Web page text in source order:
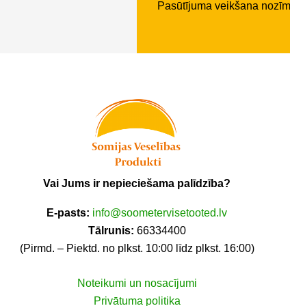
Pasūtījuma veikšana
Vai Jums ir nepieciešama palīdzība?
E-pasts: info@soometervisetooted.lv
Tālrunis: 66334400
(Pirmd. – Piektd. no plkst. 10:00 līdz plkst. 16:00)
Noteikumi un nosacījumi
Privātuma politika